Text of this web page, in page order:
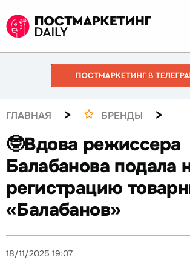
ГЛАВНАЯ > БРЕНДЫ >
🤓Вдова режиссера
Балабанова подала
регистрацию
«Балабанов»
18/11/2025 19:07